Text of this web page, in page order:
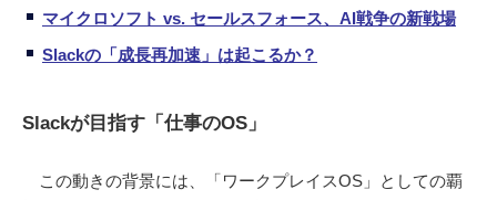
マイクロソフト vs. セールスフォース、AI戦争の新戦場
Slackの「成長再加速」は起こるか？
Slackが目指す「仕事のOS」
この動きの背景には、「ワークプレイスOS」としての覇